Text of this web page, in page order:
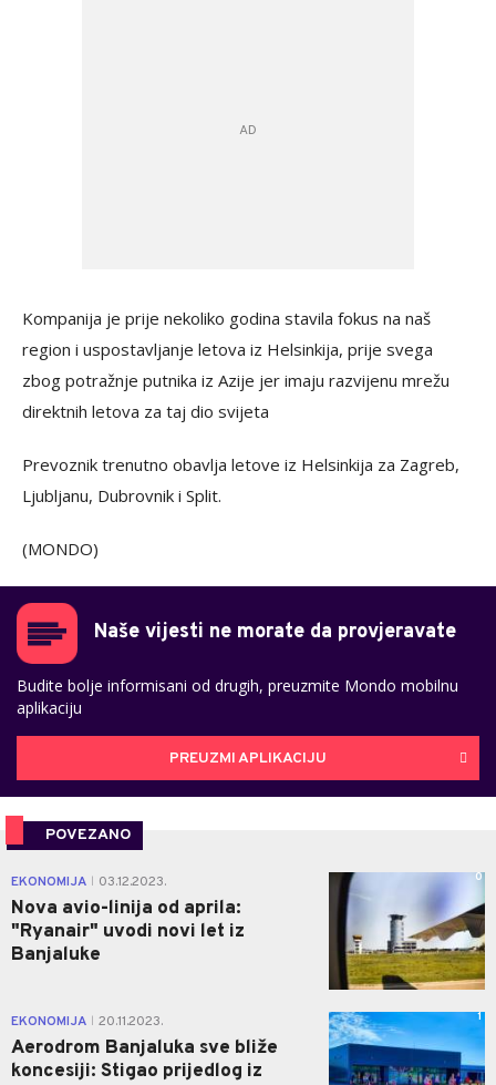
Kompanija je prije nekoliko godina stavila fokus na naš
region i uspostavljanje letova iz Helsinkija, prije svega
zbog potražnje putnika iz Azije jer imaju razvijenu mrežu
direktnih letova za taj dio svijeta
Prevoznik trenutno obavlja letove iz Helsinkija za Zagreb,
Ljubljanu, Dubrovnik i Split.
(MONDO)
Naše vijesti ne morate da provjeravate
Budite bolje informisani od drugih, preuzmite Mondo mobilnu
aplikaciju
PREUZMI APLIKACIJU
POVEZANO
EKONOMIJA 03.12.2023.
Nova avio-linija od aprila:
"Ryanair" uvodi novi let iz
Banjaluke
0
EKONOMIJA 20.11.2023.
Aerodrom Banjaluka sve bliže
koncesiji: Stigao prijedlog iz
1